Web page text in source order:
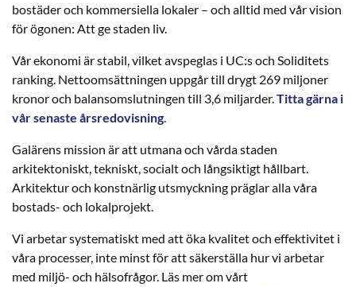
bostäder och kommersiella lokaler – och alltid med vår vision
för ögonen: Att ge staden liv.
Vår ekonomi är stabil, vilket avspeglas i UC:s och Soliditets
ranking. Nettoomsättningen uppgår till drygt 269 miljoner
kronor och balansomslutningen till 3,6 miljarder.Titta gärna i
vår senaste årsredovisning.
Galärens mission är att utmana och vårda staden
arkitektoniskt, tekniskt, socialt och långsiktigt hållbart.
Arkitektur och konstnärlig utsmyckning präglar alla våra
bostads- och lokalprojekt.
Vi arbetar systematiskt med att öka kvalitet och effektivitet i
våra processer, inte minst för att säkerställa hur vi arbetar
med miljö- och hälsofrågor. Läs mer om vårt